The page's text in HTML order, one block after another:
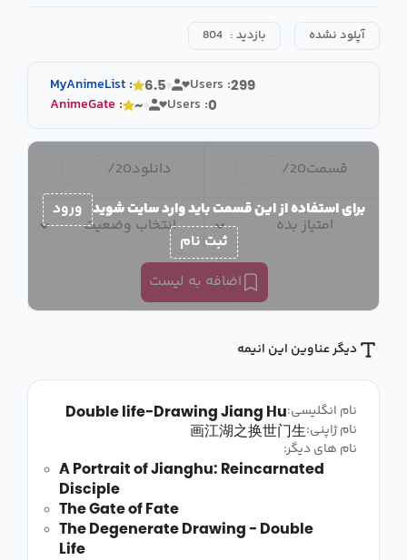
آپلود نشده بازدید : 804
MyAnimeList : 6.5 Users :299
AnimeGate : ~ Users :0
قسمت20
/ دانلود20
/
امتیاز بده انتخاب وضعیت
اضافه به لیست
برای استفاده از این قسمت باید وارد سایت شوید ورود
ثبت نام
دیگر عناوین این انیمه
نام انگلیسی:Double life-Drawing Jiang Hu
نام ژاپنی:画江湖之换世门生
نام های دیگر:
A Portrait of Jianghu: Reincarnated
Disciple
The Gate of Fate
The Degenerate Drawing - Double
Life